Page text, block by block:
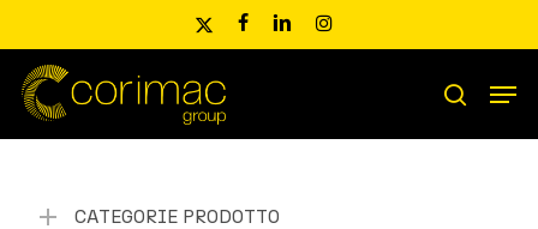
main
content
x-
facebooklinkedininstagram
Ricerca
prodotti
search
CATEGORIE PRODOTTO